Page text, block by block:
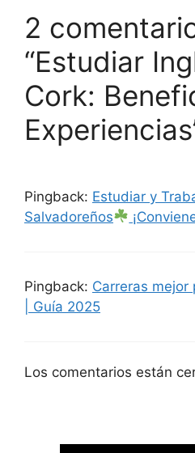
2
“Estudiar
Cork:
Pingback: Estudiar y
Salvadoreños
Pingback: Carreras mejor
| Guía 2025
Los comentarios están